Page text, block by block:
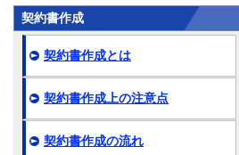
契約書作成
契約書作成とは
契約書作成上の注意点
契約書作成の流れ